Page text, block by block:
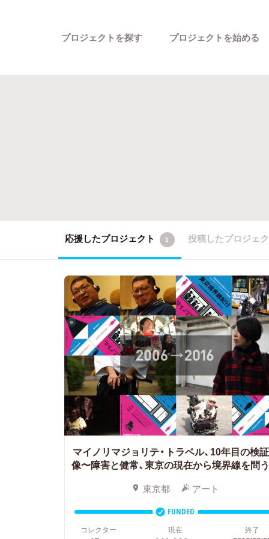
プロジェクトを探す プロジェクトを始める
応援したプロジェクト 1 投稿したプロジェ
マイノリマジョリテ・トラベル、10年目の検
像〜障害と健常、東京の現在から境界線を問
東京都 アート
FUNDED
コレクター
現在 終了